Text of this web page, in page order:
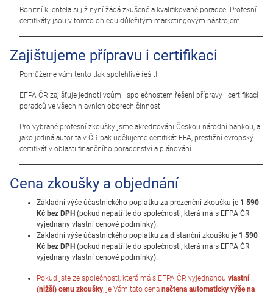
Bonitní klientela si již nyní žádá zkušené a kvalifikované poradce. Profesní
certifikáty jsou v tomto ohledu důležitým marketingovým nástrojem.
Zajištujeme přípravu i certifikaci
Pomůžeme vám tento tlak spolehlivě řešit!
EFPA ČR zajišťuje jednotlivcům i společnostem řešení přípravy i certifikací
poradců ve všech hlavních oborech činnosti.
Pro vybrané profesní zkoušky jsme akreditováni Českou národní bankou, a
jako jediná autorita v ČR pak udělujeme certifikát EFA, prestižní evropský
certifikát v oblasti finančního poradenství a plánování.
Cena zkoušky a objednání
Základní výše účastnického poplatku za prezenční zkoušku je 1 590
Kč bez DPH (pokud nepatříte do společnosti, která má s EFPA ČR
vyjednány vlastní cenové podmínky).
Základní výše účastnického poplatku za distanční zkoušku je 1 590
Kč bez DPH (pokud nepatříte do společnosti, která má s EFPA ČR
vyjednány vlastní cenové podmínky).
Pokud jste ze společnosti, která má s EFPA ČR vyjednanou vlastní
(nižší) cenu zkoušky , je Vám tato cena načtena automaticky výše na